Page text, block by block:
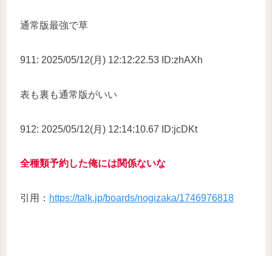
通常版最強で草
911: 2025/05/12(月) 12:12:22.53 ID:zhAXh
表も裏も通常版がいい
912: 2025/05/12(月) 12:14:10.67 ID:jcDKt
全種類予約した俺には関係ないな
引用： https://talk.jp/boards/nogizaka/1746976818